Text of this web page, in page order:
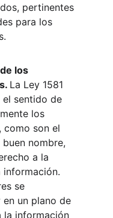
pertinentes
para los
los
La Ley 1581
el sentido de
los
como son el
nombre,
a la
información.
se
un plano de
la información